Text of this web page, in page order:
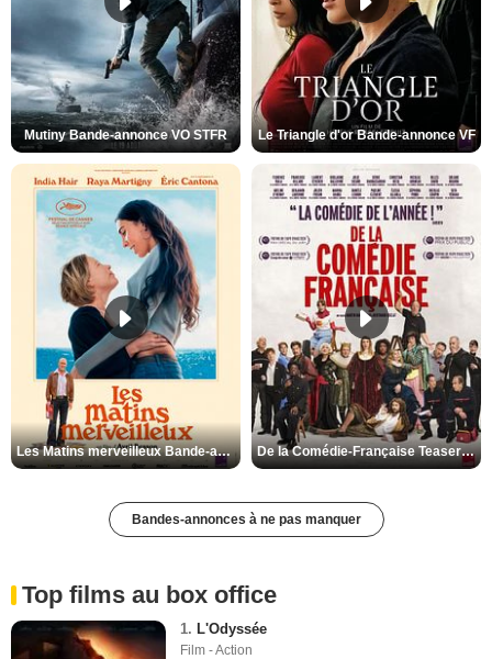
Mutiny Bande-annonce VO STFR Le Triangle d'or Bande-annonce VF
Les Matins merveilleux Bande-annonce VF De la Comédie-Française Teaser VF
Bandes-annonces à ne pas manquer
Top films au box office
1. L'Odyssée
Film - Action